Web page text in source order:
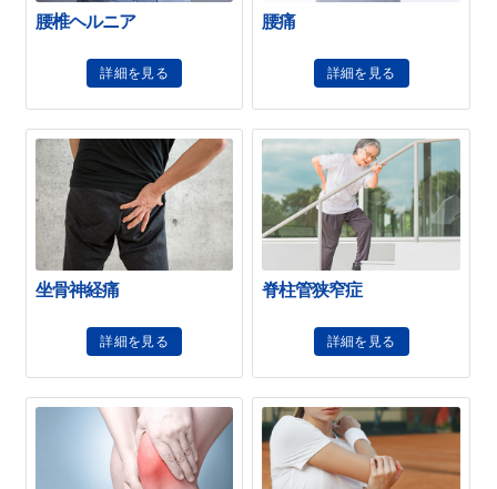
腰椎ヘルニア
詳細を見る
腰痛
詳細を見る
坐骨神経痛
詳細を見る
脊柱管狭窄症
詳細を見る